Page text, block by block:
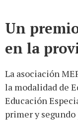
Un
en la
La asociación
la modalidad de
Educación
primer y